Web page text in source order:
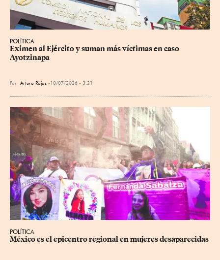
POLÍTICA
Eximen al Ejército y suman más víctimas en caso
Ayotzinapa
Por Arturo Rojas 10/07/2026 - 3:21
POLÍTICA
México es el epicentro regional en mujeres desaparecidas